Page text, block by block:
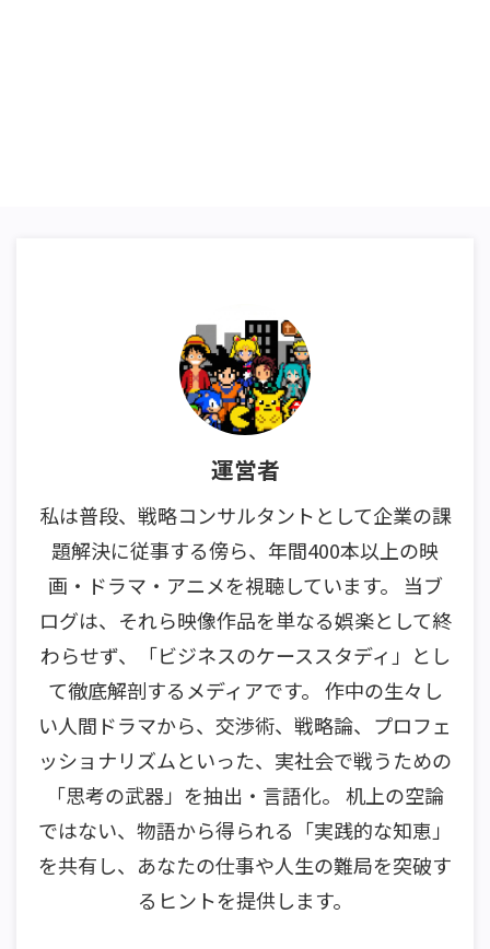
運営者
私は普段、戦略コンサルタントとして企業の課
題解決に従事する傍ら、年間400本以上の映
画・ドラマ・アニメを視聴しています。 当ブ
ログは、それら映像作品を単なる娯楽として終
わらせず、「ビジネスのケーススタディ」とし
て徹底解剖するメディアです。 作中の生々し
い人間ドラマから、交渉術、戦略論、プロフェ
ッショナリズムといった、実社会で戦うための
「思考の武器」を抽出・言語化。 机上の空論
ではない、物語から得られる「実践的な知恵」
を共有し、あなたの仕事や人生の難局を突破す
るヒントを提供します。